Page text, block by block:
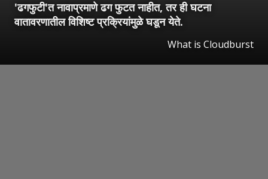
'ढगफुटी'त नावाप्रमाणे ढग फुटत नाहीत, तर ही घटना
वातावरणातील विशिष्ट प्रक्रियांमुळे घडून येते.
What is Cloudburst